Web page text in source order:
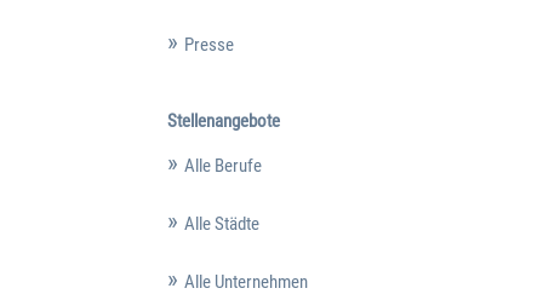
Presse
Stellenangebote
Alle Berufe
Alle Städte
Alle Unternehmen